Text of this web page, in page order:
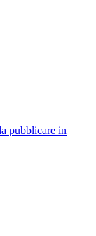
pubblicare in